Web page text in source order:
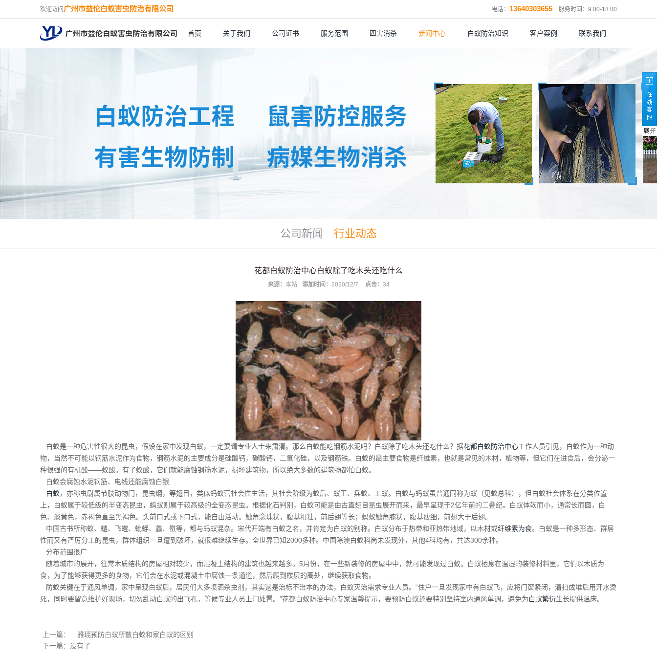
欢迎访问 广州市益伦白蚁害虫防治有限公司 电话： 13640303655 服务时间：9:00-18:00
首页 关于我们 公司证书 服务范围 四害消杀 新闻中心 白蚁防治知识 客户案例 联系我们
公司新闻 行业动态
花都白蚁防治中心白蚁除了吃木头还吃什么
来源： 本站 添加时间： 2020/12/7 点击： 34
白蚁是一种危害性很大的昆虫，假设在家中发现白蚁，一定要请专业人士来肃清。那么白蚁能吃钢筋水泥吗？白蚁除了吃木头还吃什么？据花都白蚁防治中心工作人员引见，白蚁作为一种动
物，当然不可能以钢筋水泥作为食物，钢筋水泥的主要成分是硅酸钙，碳酸钙，二氧化硅，以及钢筋铁。白蚁的最主要食物是纤维素，也就是常见的木材，植物等，但它们在进食后，会分泌一
种很强的有机酸——蚁酸。有了蚁酸，它们就能腐蚀钢筋水泥，损坏建筑物，所以绝大多数的建筑物都怕白蚁。
白蚁会腐蚀水泥钢筋、电线还能腐蚀白银
白蚁，亦称虫尉属节肢动物门，昆虫纲，等翅目，类似蚂蚁营社会性生活，其社会阶级为蚁后、蚁王、兵蚁、工蚁。白蚁与蚂蚁虽普通同称为蚁（见蚁总科），但白蚁社会体系在分类位置
上，白蚁属于较低级的半变态昆虫，蚂蚁则属于较高级的全变态昆虫。根据化石判别，白蚁可能是由古直翅目昆虫展开而来，最早呈现于2亿年前的二叠纪。白蚁体软而小，通常长而圆，白
色、淡黄色，赤褐色直至黑褐色。头前口式或下口式，能自由活动。触角念珠状，腹基粗壮，前后翅等长；蚂蚁触角膝状，腹基瘦细，前翅大于后翅。
中国古书所称蚁、螘、飞螘、蚍蜉、蠡、螱等，都与蚂蚁混杂。宋代开端有白蚁之名，并肯定为白蚁的别称。白蚁分布于热带和亚热带地域，以木材或纤维素为食。白蚁是一种多形态、群居
性而又有严厉分工的昆虫，群体组织一旦遭到破坏，就很难继续生存。全世界已知2000多种。中国除澳白蚁科尚未发现外，其他4科均有，共达300余种。
分布范围很广
随着城市的展开，往常木质结构的房屋相对较少，而混凝土结构的建筑也越来越多。5月份，在一些新装修的房屋中中，就可能发现过白蚁。白蚁栖息在温湿的装修材料里，它们以木质为
食，为了能够获得更多的食物，它们会在水泥或混凝土中腐蚀一条通道，然后爬到楼层的高处，继续获取食物。
防蚁关键在于通风单调，家中呈现白蚁后，居民们大多喷洒杀虫剂，其实这是治标不治本的办法，白蚁灭治需求专业人员。“住户一旦发现家中有白蚁飞，应将门窗紧闭，清扫成堆后用开水烫
死，同时要留意维护好现场，切勿乱动白蚁的出飞孔，等候专业人员上门处置。”花都白蚁防治中心专家温馨提示，要预防白蚁还要特别坚持室内通风单调，避免为白蚁繁衍生长提供温床。
上一篇：
雅瑶预防白蚁所散白蚁和家白蚁的区别
下一篇：没有了